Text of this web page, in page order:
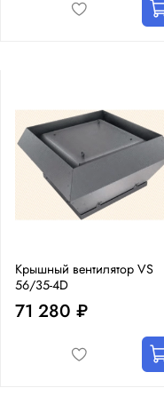
Крышный вентилятор VS
56/35-4D
71 280 ₽